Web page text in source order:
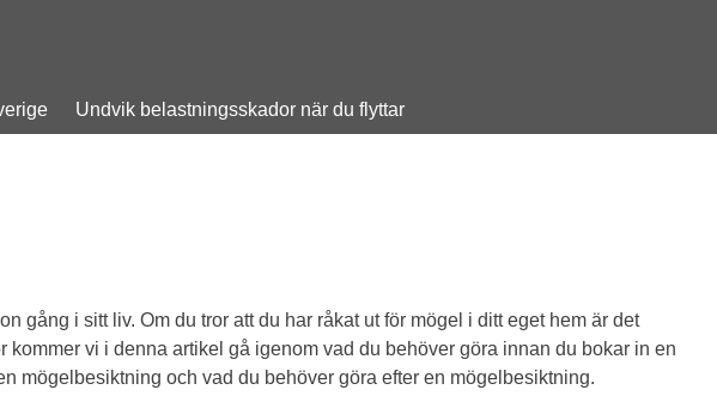
Undvik belastningsskador när du flyttar
gång i sitt liv. Om du tror att du har råkat ut för mögel i ditt eget hem är det
vi i denna artikel gå igenom vad du behöver göra innan du bokar in en
mögelbesiktning och vad du behöver göra efter en mögelbesiktning.